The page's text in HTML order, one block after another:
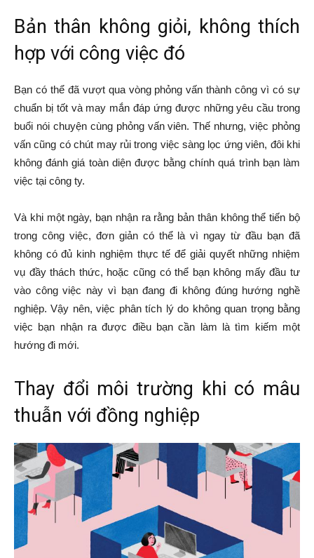
Bản thân không giỏi, không thích
hợp với công việc đó
Bạn có thể đã vượt qua vòng phỏng vấn thành công vì có sự
chuẩn bị tốt và may mắn đáp ứng được những yêu cầu trong
buổi nói chuyện cùng phỏng vấn viên. Thế nhưng, việc phỏng
vấn cũng có chút may rủi trong việc sàng lọc ứng viên, đôi khi
không đánh giá toàn diện được bằng chính quá trình bạn làm
việc tại công ty.
Và khi một ngày, bạn nhận ra rằng bản thân không thể tiến bộ
trong công việc, đơn giản có thể là vì ngay từ đầu bạn đã
không có đủ kinh nghiệm thực tế để giải quyết những nhiệm
vụ đầy thách thức, hoặc cũng có thể bạn không mấy đầu tư
vào công việc này vì bạn đang đi không đúng hướng nghề
nghiệp. Vậy nên, việc phân tích lý do không quan trọng bằng
việc bạn nhận ra được điều bạn cần làm là tìm kiếm một
hướng đi mới.
Thay đổi môi trường khi có mâu
thuẫn với đồng nghiệp